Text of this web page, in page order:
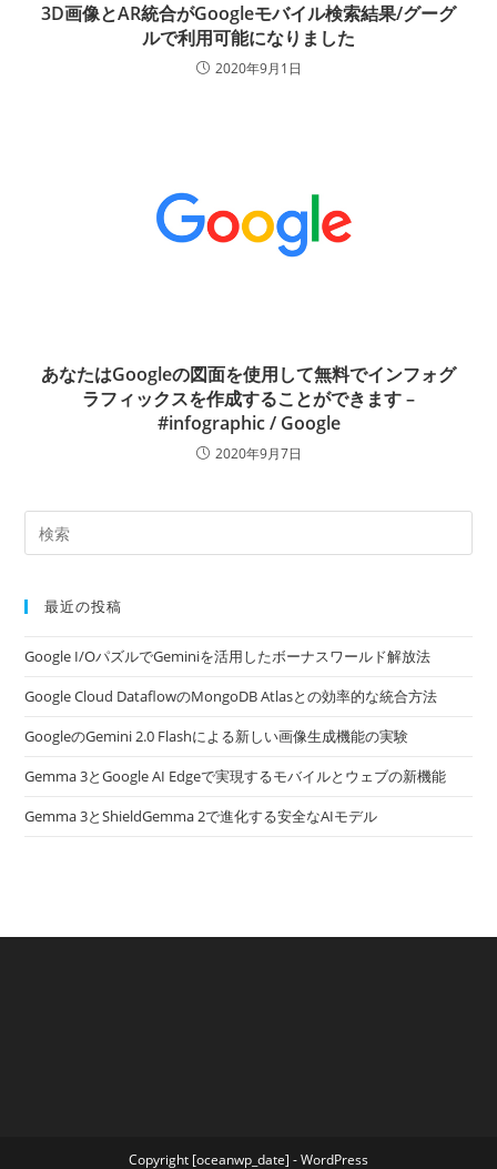
3D画像とAR統合がGoogleモバイル検索結果/グーグ
ルで利用可能になりました
2020年9月1日
あなたはGoogleの図面を使用して無料でインフォグ
ラフィックスを作成することができます –
#infographic / Google
2020年9月7日
最近の投稿
Google I/OパズルでGeminiを活用したボーナスワールド解放法
Google Cloud DataflowのMongoDB Atlasとの効率的な統合方法
GoogleのGemini 2.0 Flashによる新しい画像生成機能の実験
Gemma 3とGoogle AI Edgeで実現するモバイルとウェブの新機能
Gemma 3とShieldGemma 2で進化する安全なAIモデル
Copyright [oceanwp_date] - WordPress